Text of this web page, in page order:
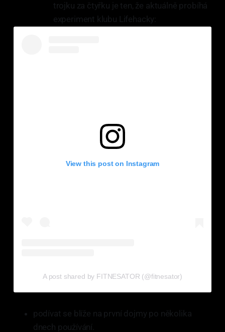
trojku za čtyřku je ten, že aktuálně probíhá
experiment klubu Lifehacky:
View this post on Instagram
A post shared by FITNESATOR (@fitnesator)
podívat se blíže na první dojmy po několika
dnech používání.